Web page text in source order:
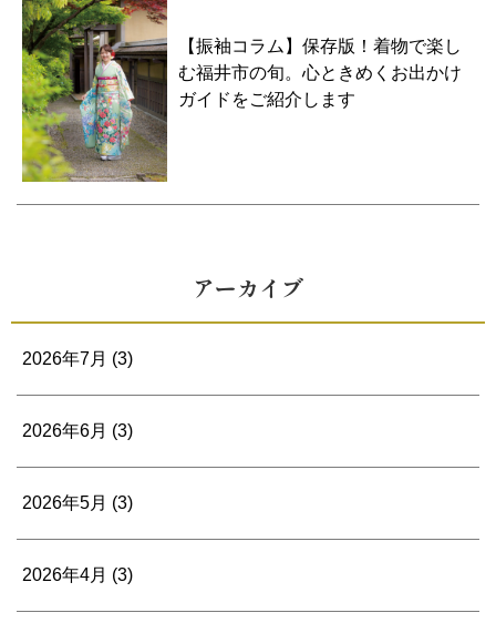
【振袖コラム】保存版！着物で楽し
む福井市の旬。心ときめくお出かけ
ガイドをご紹介します
アーカイブ
2026年7月 (3)
2026年6月 (3)
2026年5月 (3)
2026年4月 (3)